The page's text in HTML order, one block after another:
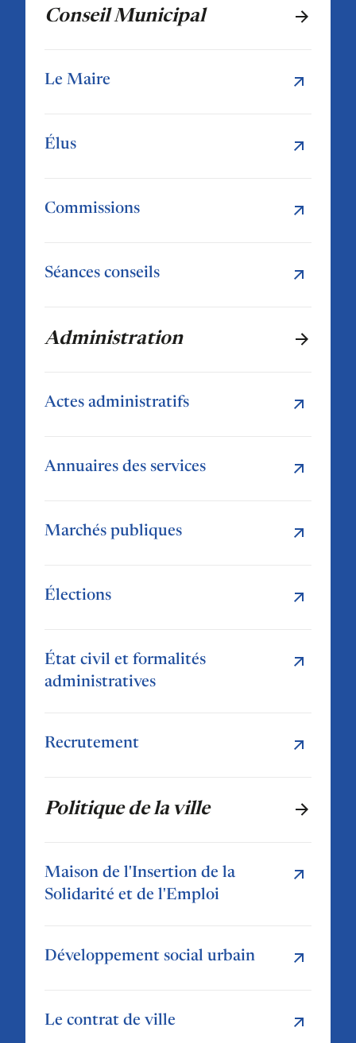
Conseil Municipal
Le Maire
Élus
Commissions
Séances conseils
Administration
Actes administratifs
Annuaires des services
Marchés publiques
Élections
État civil et formalités
administratives
Recrutement
Politique de la ville
Maison de l'Insertion de la
Solidarité et de l'Emploi
Développement social urbain
Le contrat de ville